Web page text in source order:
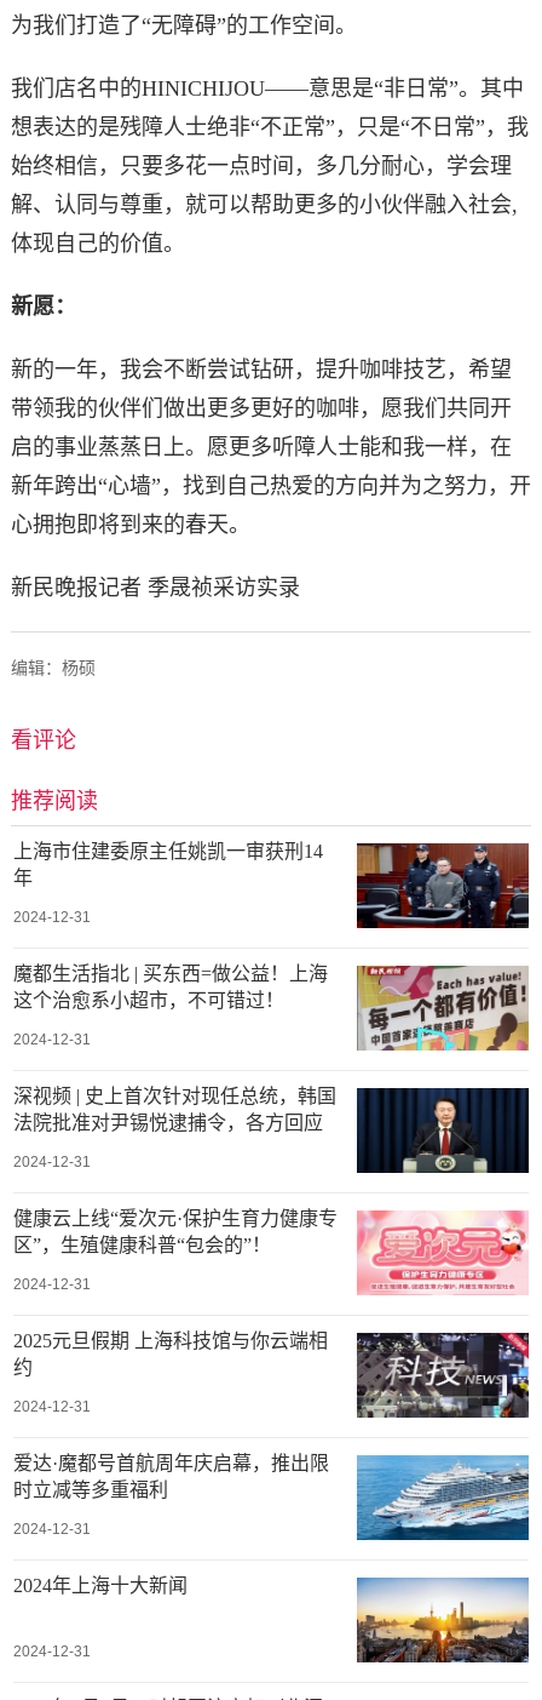
为我们打造了“无障碍”的工作空间。
我们店名中的HINICHIJOU——意思是“非日常”。其中
想表达的是残障人士绝非“不正常”，只是“不日常”，我
始终相信，只要多花一点时间，多几分耐心，学会理
解、认同与尊重，就可以帮助更多的小伙伴融入社会,
体现自己的价值。
新愿：
新的一年，我会不断尝试钻研，提升咖啡技艺，希望
带领我的伙伴们做出更多更好的咖啡，愿我们共同开
启的事业蒸蒸日上。愿更多听障人士能和我一样，在
新年跨出“心墙”，找到自己热爱的方向并为之努力，开
心拥抱即将到来的春天。
新民晚报记者 季晟祯采访实录
编辑：杨硕
看评论
推荐阅读
上海市住建委原主任姚凯一审获刑14
年
2024-12-31
魔都生活指北 | 买东西=做公益！上海
这个治愈系小超市，不可错过！
2024-12-31
深视频 | 史上首次针对现任总统，韩国
法院批准对尹锡悦逮捕令，各方回应
2024-12-31
健康云上线“爱次元·保护生育力健康专
区”，生殖健康科普“包会的”！
2024-12-31
2025元旦假期 上海科技馆与你云端相
约
2024-12-31
爱达·魔都号首航周年庆启幕，推出限
时立减等多重福利
2024-12-31
2024年上海十大新闻
2024-12-31